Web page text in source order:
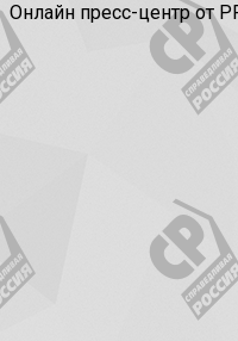
Онлайн пресс-центр от